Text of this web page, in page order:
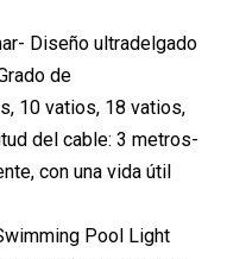
Diseño ultradelgado
de
10 vatios, 18 vatios,
del cable: 3 metros-
con una vida útil